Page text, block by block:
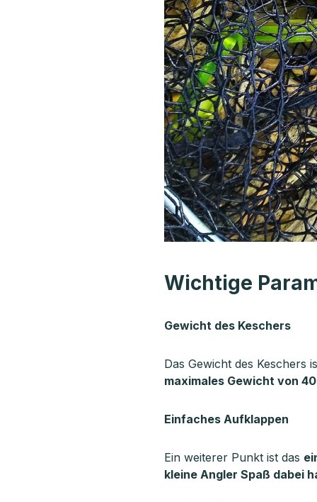
Wichtige
Gewicht des Keschers
Das Gewicht des Keschers
maximales Gewicht von
Einfaches Aufklappen
Ein weiterer Punkt ist das
kleine Angler Spaß dabei